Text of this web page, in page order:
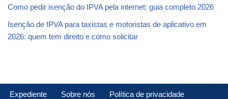
Como pedir isenção do IPVA pela internet: guia completo 2026
Isenção de IPVA para taxistas e motoristas de aplicativo em
2026: quem tem direito e como solicitar
Expediente Sobre nós
Política de privacidade